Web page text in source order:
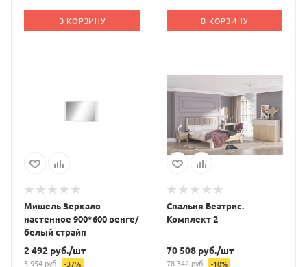
В КОРЗИНУ В КОРЗИНУ
Мишель Зеркало
настенное 900*600 венге/
белый страйп
2 492 руб./шт
3 954руб. -37%
Спальня Беатрис.
Комплект 2
70 508руб./шт
78 342руб. -10%